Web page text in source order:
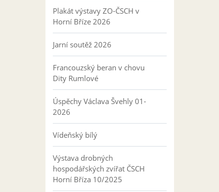
Plakát výstavy ZO-ČSCH v
Horní Bříze 2026
Jarní soutěž 2026
Francouzský beran v chovu
Dity Rumlové
Úspěchy Václava Švehly 01-
2026
Vídeňský bílý
Výstava drobných
hospodářských zvířat ČSCH
Horní Bříza 10/2025